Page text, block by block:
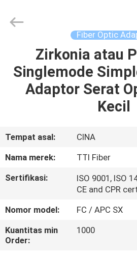
RUMAH
PRODUK
KAMI
PABRIK
KUALITAS
Tech.
Fiber Optic
Zirkonia atau
Singlemode
Adaptor Serat
Kecil
Tempat asal:
CINA
Nama merek:
TTI Fiber
Sertifikasi:
ISO 9001, ISO
CE and CPR
Nomor model:
FC / APC SX
Kuantitas min
Order:
1000